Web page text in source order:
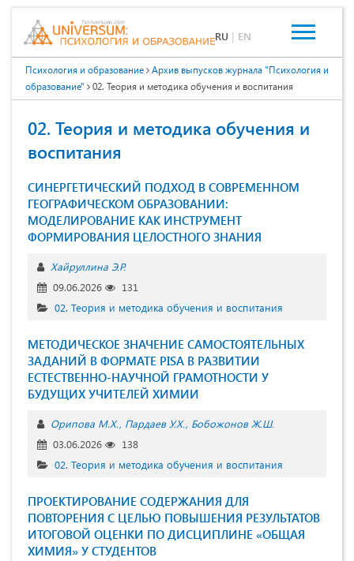
RU | EN
Психология и образование
Архив выпусков журнала "Психология и
образование"
02. Теория и методика обучения и воспитания
02. Теория и методика обучения и
воспитания
СИНЕРГЕТИЧЕСКИЙ ПОДХОД В СОВРЕМЕННОМ
ГЕОГРАФИЧЕСКОМ ОБРАЗОВАНИИ:
МОДЕЛИРОВАНИЕ КАК ИНСТРУМЕНТ
ФОРМИРОВАНИЯ ЦЕЛОСТНОГО ЗНАНИЯ
Хайруллина Э.Р.
09.06.2026
131
02. Теория и методика обучения и воспитания
МЕТОДИЧЕСКОЕ ЗНАЧЕНИЕ САМОСТОЯТЕЛЬНЫХ
ЗАДАНИЙ В ФОРМАТЕ PISA В РАЗВИТИИ
ЕСТЕСТВЕННО-НАУЧНОЙ ГРАМОТНОСТИ У
БУДУЩИХ УЧИТЕЛЕЙ ХИМИИ
Орипова М.Х. Пардаев У.Х. Бобожонов Ж.Ш.
03.06.2026
138
02. Теория и методика обучения и воспитания
ПРОЕКТИРОВАНИЕ СОДЕРЖАНИЯ ДЛЯ
ПОВТОРЕНИЯ С ЦЕЛЬЮ ПОВЫШЕНИЯ РЕЗУЛЬТАТОВ
ИТОГОВОЙ ОЦЕНКИ ПО ДИСЦИПЛИНЕ «ОБЩАЯ
ХИМИЯ» У СТУДЕНТОВ